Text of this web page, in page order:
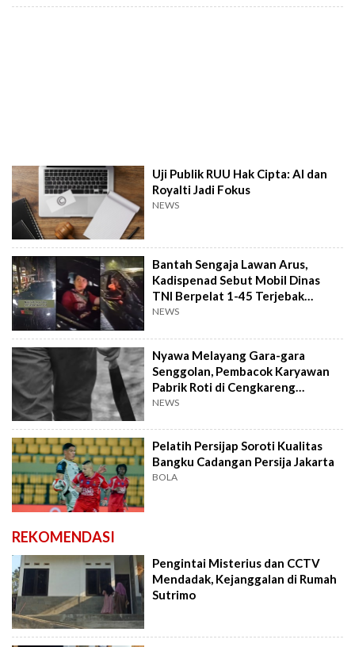
Uji Publik RUU Hak Cipta: AI dan
Royalti Jadi Fokus
NEWS
Bantah Sengaja Lawan Arus,
Kadispenad Sebut Mobil Dinas
TNI Berpelat 1-45 Terjebak
Macet
NEWS
Nyawa Melayang Gara-gara
Senggolan, Pembacok Karyawan
Pabrik Roti di Cengkareng
Akhirnya Ditangkap!
NEWS
Pelatih Persijap Soroti Kualitas
Bangku Cadangan Persija Jakarta
BOLA
REKOMENDASI
Pengintai Misterius dan CCTV
Mendadak, Kejanggalan di Rumah
Sutrimo